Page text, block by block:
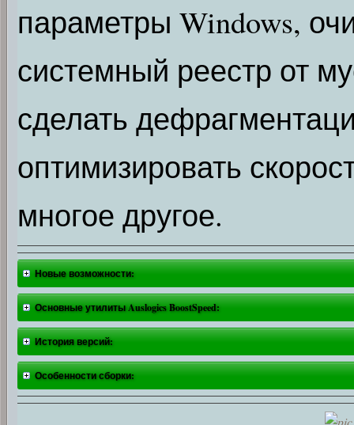
параметры Windows,
системный реестр от
сделать
оптимизировать
многое другое.
Новые возможности:
Основные утилиты Auslogics BoostSpeed:
История версий:
Особенности сборки: